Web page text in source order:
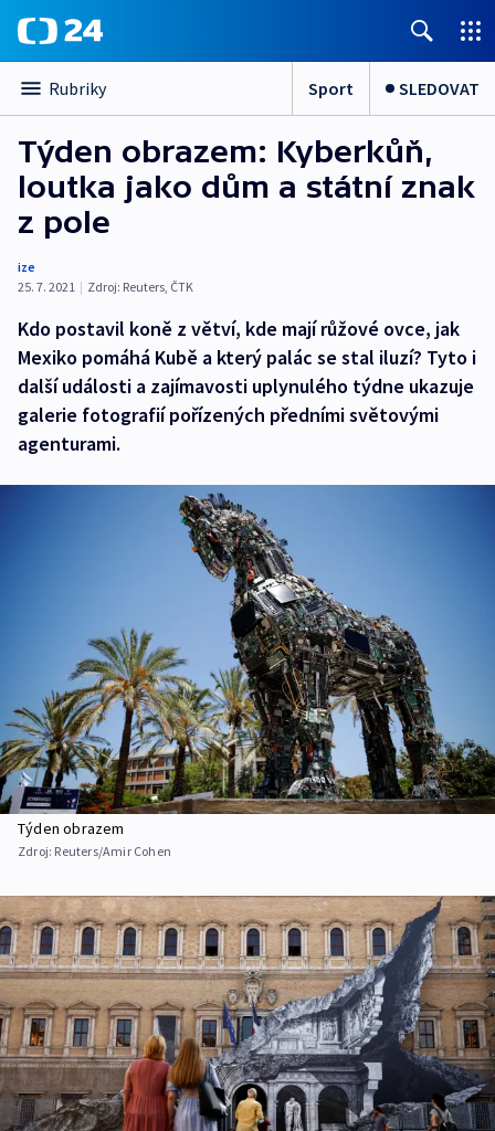
Rubriky Sport SLEDOVAT
Týden obrazem: Kyberkůň,
loutka jako dům a státní znak
z pole
ize
25. 7. 2021 | Zdroj: Reuters, ČTK
Kdo postavil koně z větví, kde mají růžové ovce, jak
Mexiko pomáhá Kubě a který palác se stal iluzí? Tyto i
další události a zajímavosti uplynulého týdne ukazuje
galerie fotografií pořízených předními světovými
agenturami.
Týden obrazem
Zdroj: Reuters/Amir Cohen